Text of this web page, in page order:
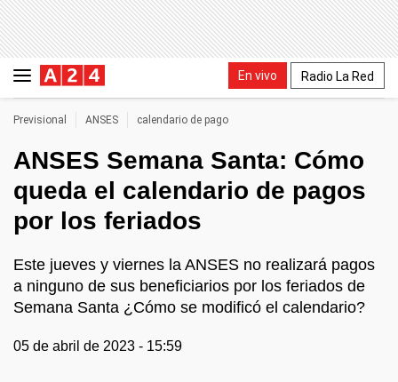
En vivo Radio La Red
Previsional ANSES calendario de pago
ANSES Semana Santa: Cómo
queda el calendario de pagos
por los feriados
Este jueves y viernes la ANSES no realizará pagos
a ninguno de sus beneficiarios por los feriados de
Semana Santa ¿Cómo se modificó el calendario?
05 de abril de 2023 - 15:59